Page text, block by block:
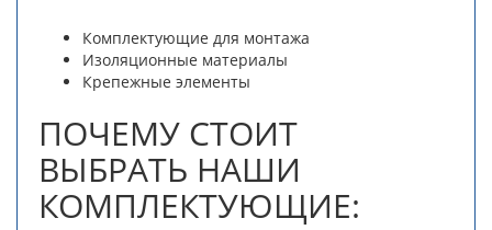
Комплектующие для монтажа
Изоляционные материалы
Крепежные элементы
ПОЧЕМУ СТОИТ
ВЫБРАТЬ НАШИ
КОМПЛЕКТУЮЩИЕ: